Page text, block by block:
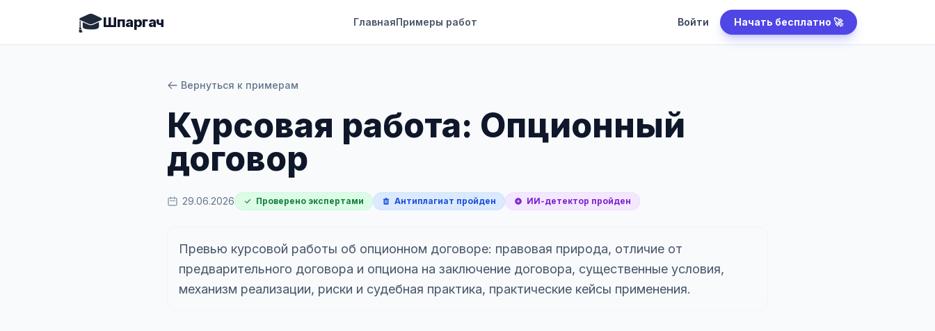
🎓Шпаргач ГлавнаяПримеры работ Войти Начать бесплатно 🚀
Вернуться к примерам
Курсовая работа: Опционный
договор
29.06.2026 Проверено экспертами Антиплагиат пройден ИИ-детектор пройден
Превью курсовой работы об опционном договоре: правовая природа, отличие от
предварительного договора и опциона на заключение договора, существенные условия,
механизм реализации, риски и судебная практика, практические кейсы применения.